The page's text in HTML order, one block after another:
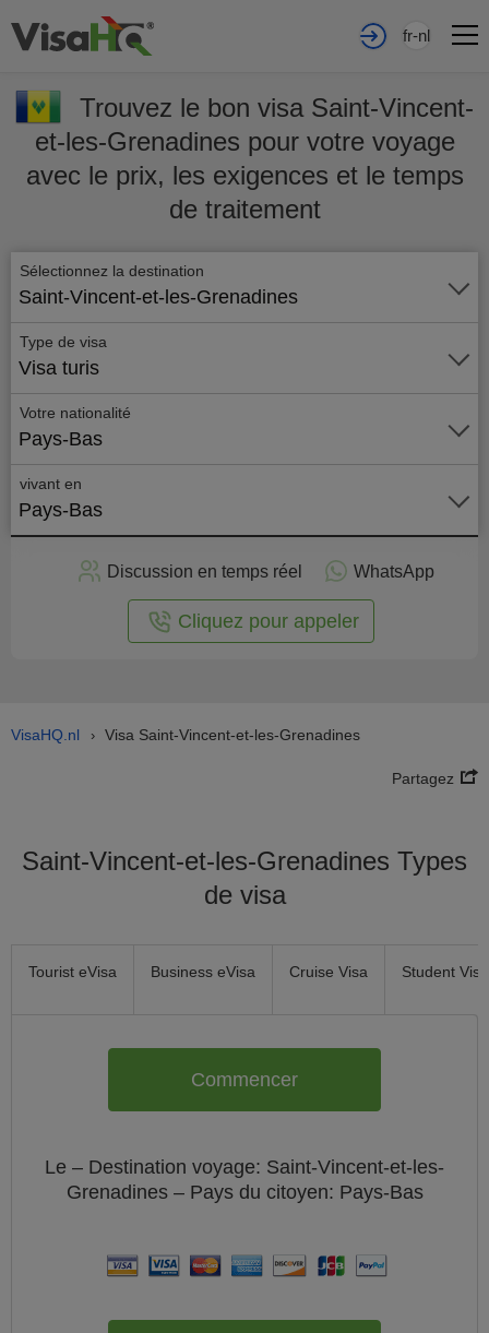
fr-nl
Trouvez le bon visa Saint-Vincent-
et-les-Grenadines pour votre voyage
avec le prix, les exigences et le temps
de traitement
Sélectionnez la destination
Saint-Vincent-et-les-Grenadines
Type de visa
Visa turis
Votre nationalité
Pays-Bas
vivant en
Pays-Bas
Discussion en temps réel WhatsApp
Cliquez pour appeler
VisaHQ.nl › Visa Saint-Vincent-et-les-Grenadines
Partagez
Saint-Vincent-et-les-Grenadines Types
de visa
Tourist eVisa Business eVisa Cruise Visa Student Visa
Commencer
Le – Destination voyage: Saint-Vincent-et-les-
Grenadines – Pays du citoyen: Pays-Bas